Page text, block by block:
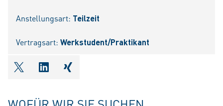
Anstellungsart: Teilzeit
Vertragsart: Werkstudent/Praktikant
shareOntwitter
shareOnlinkedIn
shareOnxing